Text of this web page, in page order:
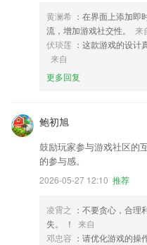
黄澜希 ：在界面上添加
流，增加游戏社交性。
来
伏琰莲 ：这款游戏的设计
来自
更多回复
鲍初旭
鼓励玩家参与游戏社区的
的参与感。
2026-05-27 12:10 推荐
凌霄之 ：不要贪心，合理
失。 ！
来自
邓忠容 ：请优化游戏的